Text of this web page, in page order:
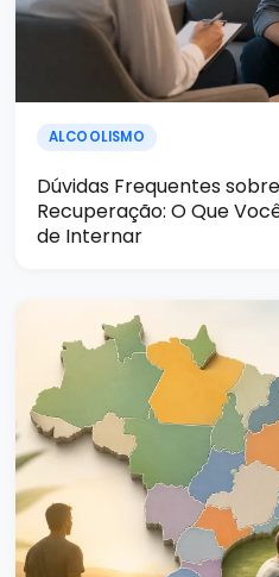
ALCOOLISMO
Dúvidas Frequentes
Recuperação: O Que
de Internar